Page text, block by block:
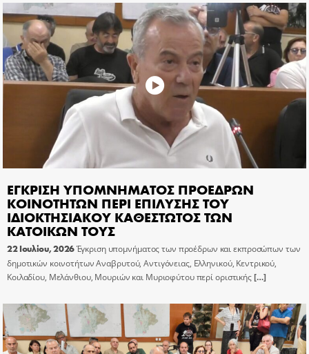
ΕΓΚΡΙΣΗ ΥΠΟΜΝΗΜΑΤΟΣ ΠΡΟΕΔΡΩΝ
ΚΟΙΝΟΤΗΤΩΝ ΠΕΡΙ ΕΠΙΛΥΣΗΣ ΤΟΥ
ΙΔΙΟΚΤΗΣΙΑΚΟΥ ΚΑΘΕΣΤΩΤΟΣ ΤΩΝ
ΚΑΤΟΙΚΩΝ ΤΟΥΣ
22 Ιουλίου, 2026Έγκριση υπομνήματος των προέδρων και εκπροσώπων των
δημοτικών κοινοτήτων Αναβρυτού, Αντιγόνειας, Ελληνικού, Κεντρικού,
Κοιλαδίου, Μελάνθιου, Μουριών και Μυριοφύτου περί οριστικής[…]